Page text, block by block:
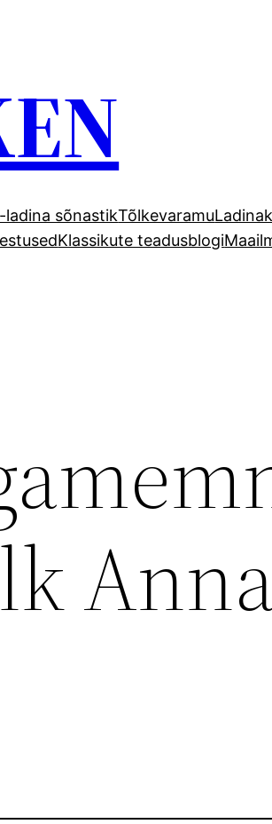
ladina sõnastikTõlkevaramu
Klassikute teadusblogi